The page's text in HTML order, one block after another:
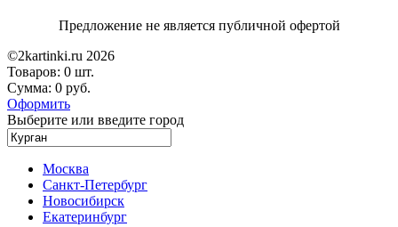
Предложение не является публичной офертой
©2kartinki.ru 2026
Товаров: 0 шт.
Сумма: 0 руб.
Оформить
Выберите или введите город
Москва
Санкт-Петербург
Новосибирск
Екатеринбург